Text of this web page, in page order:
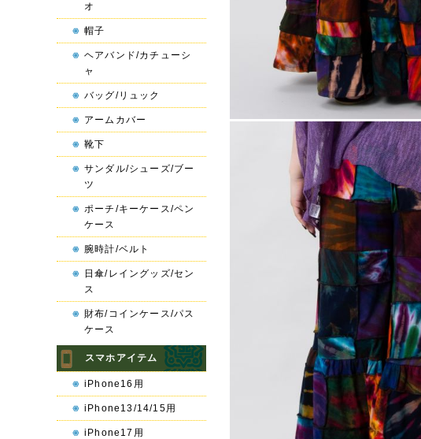
オ
帽子
ヘアバンド/カチューシ
ャ
バッグ/リュック
アームカバー
靴下
サンダル/シューズ/ブー
ツ
ポーチ/キーケース/ペン
ケース
腕時計/ベルト
日傘/レイングッズ/セン
ス
財布/コインケース/パス
ケース
スマホアイテム
iPhone16用
iPhone13/14/15用
iPhone17用